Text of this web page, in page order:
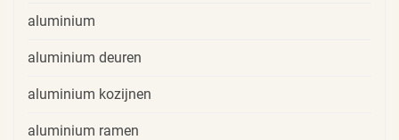
aluminium
aluminium deuren
aluminium kozijnen
aluminium ramen